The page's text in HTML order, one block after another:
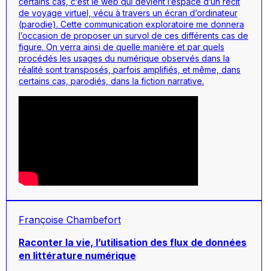
de voyage virtuel, vécu à travers un écran d’ordinateur
(parodie). Cette communication exploratoire me donnera
l’occasion de proposer un survol de ces différents cas de
figure. On verra ainsi de quelle manière et par quels
procédés les usages du numérique observés dans la
réalité sont transposés, parfois amplifiés, et même, dans
certains cas, parodiés, dans la fiction narrative.
Françoise Chambefort
Raconter la vie, l’utilisation des flux de données
en littérature numérique